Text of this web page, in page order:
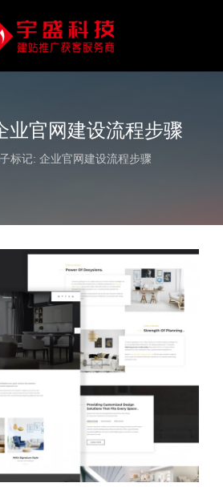
业官网建设流程步骤
标记: 企业官网建设流程步骤